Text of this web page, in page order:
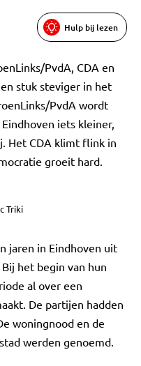
Hulp bij lezen
PvdA, CDA en
stuk steviger in het
PvdA wordt
iets kleiner,
Het CDA klimt flink in
groeit hard.
Triki
jaren in Eindhoven uit
het begin van hun
al over een
De partijen hadden
woningnood en de
werden genoemd.